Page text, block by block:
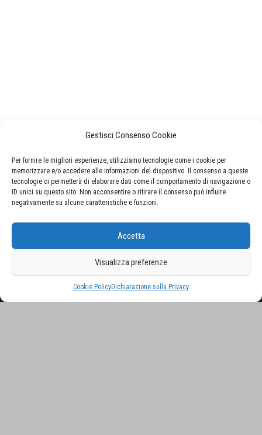
Gestisci Consenso Cookie
Per fornire le migliori esperienze, utilizziamo tecnologie come i cookie per
memorizzare e/o accedere alle informazioni del dispositivo. Il consenso a queste
tecnologie ci permetterà di elaborare dati come il comportamento di navigazione o
ID unici su questo sito. Non acconsentire o ritirare il consenso può influire
negativamente su alcune caratteristiche e funzioni.
Accetta
Visualizza preferenze
Cookie PolicyDichiarazione sulla Privacy
CERCA NEL SITO
Proudly powered byWordPress |Tema:Envo Magazine
Gestisci consenso